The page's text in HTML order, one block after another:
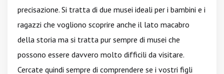
precisazione. Si tratta di due musei ideali per i bambini e i
ragazzi che vogliono scoprire anche il lato macabro
della storia ma si tratta pur sempre di musei che
possono essere davvero molto difficili da visitare.
Cercate quindi sempre di comprendere se i vostri figli